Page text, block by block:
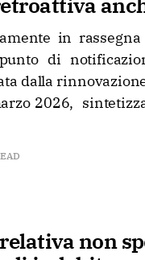
in
di
dalla
2026,
non